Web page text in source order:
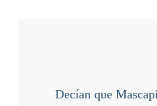
Decían que